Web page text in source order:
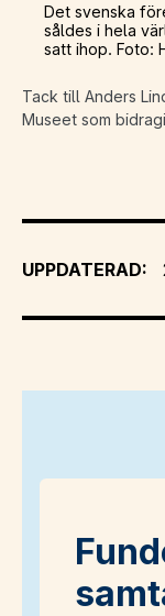
Det svenska
såldes i hela
satt ihop. Foto:
Tack till Anders
Museet som
UPPDATERAD: